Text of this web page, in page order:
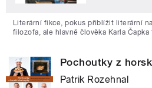
Literární fikce, pokus přiblížit literární
filozofa, ale hlavně člověka Karla Čapka
Pochoutky z
Patrik Rozehnal